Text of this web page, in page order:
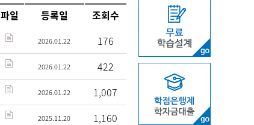
상담게시판
FAQ
증 신청 방법 안내
증명서 발급
파일 등록일 조회수
2026.01.22 176
2026.01.22 422
2026.01.22 1,007
2025.11.20 1,160